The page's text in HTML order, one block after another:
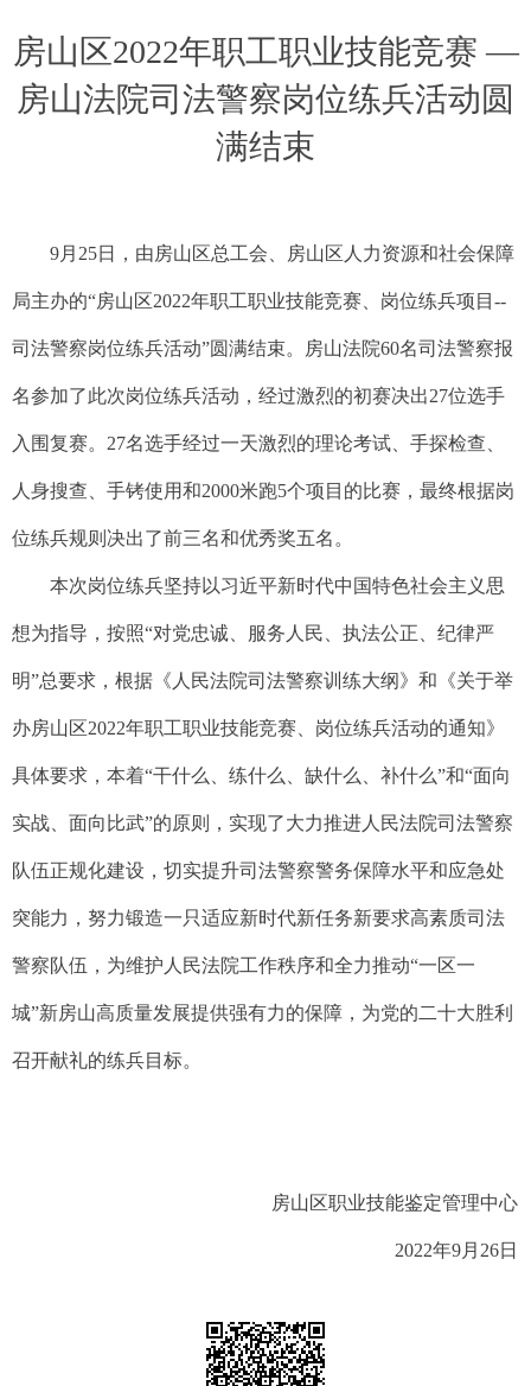
房山区2022年职工职业技能竞赛 —
房山法院司法警察岗位练兵活动圆
满结束
9月25日，由房山区总工会、房山区人力资源和社会保障
局主办的“房山区2022年职工职业技能竞赛、岗位练兵项目--
司法警察岗位练兵活动”圆满结束。房山法院60名司法警察报
名参加了此次岗位练兵活动，经过激烈的初赛决出27位选手
入围复赛。27名选手经过一天激烈的理论考试、手探检查、
人身搜查、手铐使用和2000米跑5个项目的比赛，最终根据岗
位练兵规则决出了前三名和优秀奖五名。
本次岗位练兵坚持以习近平新时代中国特色社会主义思
想为指导，按照“对党忠诚、服务人民、执法公正、纪律严
明”总要求，根据《人民法院司法警察训练大纲》和《关于举
办房山区2022年职工职业技能竞赛、岗位练兵活动的通知》
具体要求，本着“干什么、练什么、缺什么、补什么”和“面向
实战、面向比武”的原则，实现了大力推进人民法院司法警察
队伍正规化建设，切实提升司法警察警务保障水平和应急处
突能力，努力锻造一只适应新时代新任务新要求高素质司法
警察队伍，为维护人民法院工作秩序和全力推动“一区一
城”新房山高质量发展提供强有力的保障，为党的二十大胜利
召开献礼的练兵目标。
房山区职业技能鉴定管理中心
2022年9月26日